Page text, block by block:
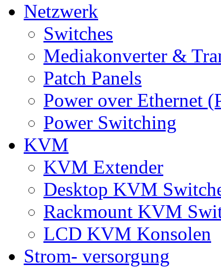
Netzwerk
Switches
Mediakonverter &
Patch Panels
Power over Ethernet
Power Switching
KVM
KVM Extender
Desktop KVM
Rackmount KVM
LCD KVM Konsolen
Strom- versorgung